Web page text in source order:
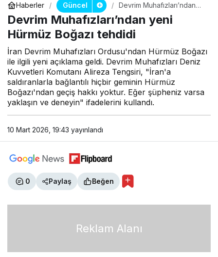
Haberler Güncel
Devrim Muhafızları’ndan
yeni Hürmüz Boğazı
tehdidi
Devrim Muhafızları’ndan yeni
Hürmüz Boğazı tehdidi
İran Devrim Muhafızları Ordusu'ndan Hürmüz Boğazı
ile ilgili yeni açıklama geldi. Devrim Muhafızları Deniz
Kuvvetleri Komutanı Alireza Tengsiri, "İran'a
saldıranlarla bağlantılı hiçbir geminin Hürmüz
Boğazı'ndan geçiş hakkı yoktur. Eğer şüpheniz varsa
yaklaşın ve deneyin" ifadelerini kullandı.
10 Mart 2026, 19:43 yayınlandı
0 Paylaş Beğen
Reklam Alanı